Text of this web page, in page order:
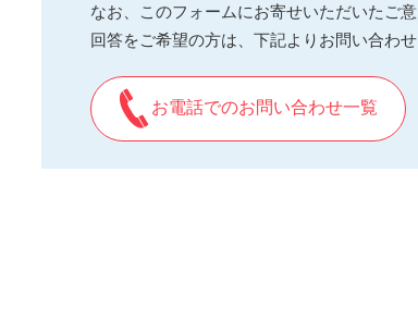
なお、このフォームにお寄せいただいたご
回答をご希望の方は、下記よりお問い合わせ
お電話でのお問い合わせ一覧